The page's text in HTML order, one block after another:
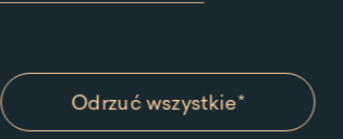
Odrzuć wszystkie*
z XVII
W
obicia